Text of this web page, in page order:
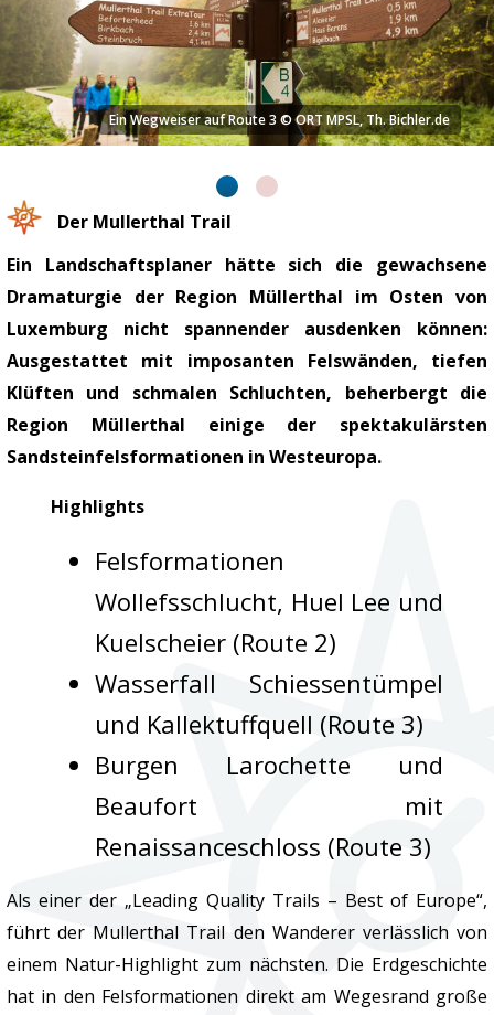
Ein Wegweiser auf Route 3 © ORT MPSL, Th. Bichler.de
Der Mullerthal Trail
Ein Landschaftsplaner hätte sich die gewachsene
Dramaturgie der Region Müllerthal im Osten von
Luxemburg nicht spannender ausdenken können:
Ausgestattet mit imposanten Felswänden, tiefen
Klüften und schmalen Schluchten, beherbergt die
Region Müllerthal einige der spektakulärsten
Sandsteinfelsformationen in Westeuropa.
Highlights
Felsformationen
Wollefsschlucht, Huel Lee und
Kuelscheier (Route 2)
Wasserfall Schiessentümpel
und Kallektuffquell (Route 3)
Burgen Larochette und
Beaufort mit
Renaissanceschloss (Route 3)
Als einer der „Leading Quality Trails – Best of Europe“,
führt der Mullerthal Trail den Wanderer verlässlich von
einem Natur-Highlight zum nächsten. Die Erdgeschichte
hat in den Felsformationen direkt am Wegesrand große